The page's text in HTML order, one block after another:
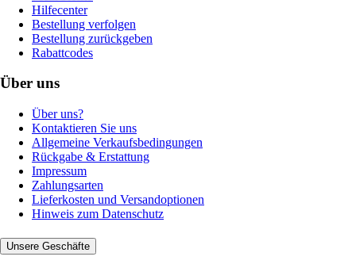
Hilfecenter
Bestellung verfolgen
Bestellung zurückgeben
Rabattcodes
Über uns
Über uns?
Kontaktieren Sie uns
Allgemeine Verkaufsbedingungen
Rückgabe & Erstattung
Impressum
Zahlungsarten
Lieferkosten und Versandoptionen
Hinweis zum Datenschutz
Unsere Geschäfte